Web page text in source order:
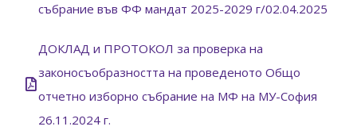
събрание във ФФ мандат 2025-2029 г/02.04.2025
ДОКЛАД и ПРОТОКОЛ за проверка на
законосъобразността на проведеното Общо
отчетно изборно събрание на МФ на МУ-София
26.11.2024 г.